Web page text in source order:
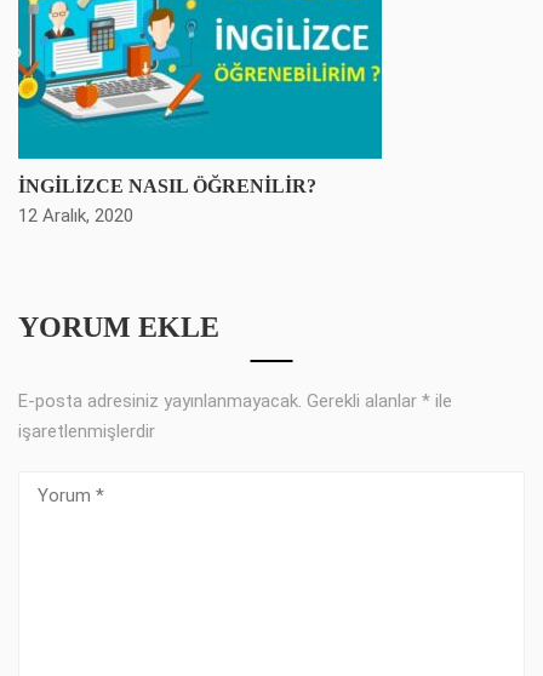
İNGİLİZCE NASIL ÖĞRENİLİR?
12 Aralık, 2020
YORUM EKLE
E-posta adresiniz yayınlanmayacak. Gerekli alanlar * ile
işaretlenmişlerdir